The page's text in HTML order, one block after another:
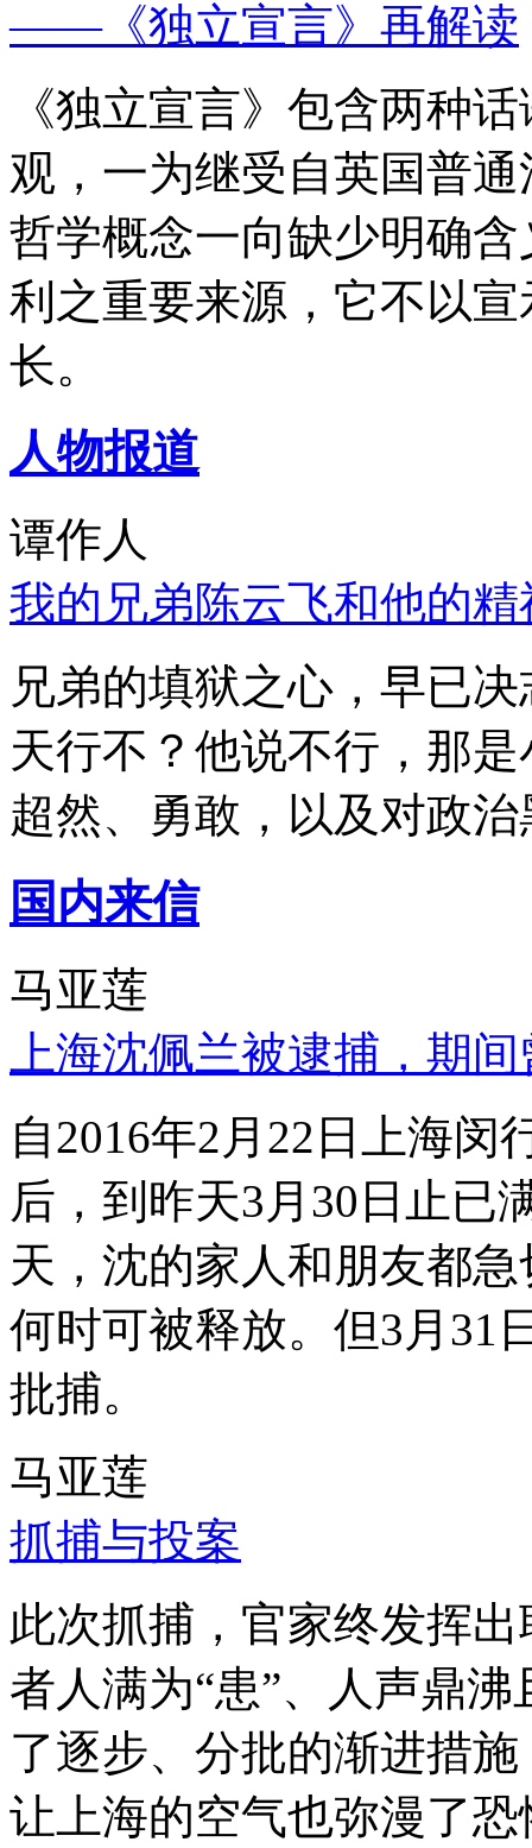
——《独立宣言》再解读
《独立宣言》包含两种
观，一为继受自英国普
哲学概念一向缺少明确
利之重要来源，它不以
长。
人物报道
谭作人
我的兄弟陈云飞和他的
兄弟的填狱之心，早已
天行不？他说不行，那
超然、勇敢，以及对政
国内来信
马亚莲
上海沈佩兰被逮捕，期
自2016年2月22日上海
后，到昨天3月30日止已
天，沈的家人和朋友都
何时可被释放。但3月31
批捕。
马亚莲
抓捕与投案
此次抓捕，官家终发挥
者人满为“患”、人声鼎
了逐步、分批的渐进措
让上海的空气也弥漫了